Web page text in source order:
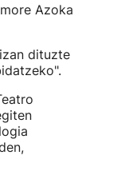
Azoka
dituzte